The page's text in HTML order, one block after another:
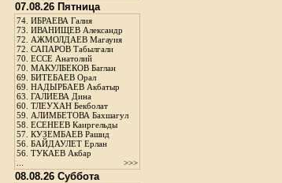
07.08.26 Пятница
74. ИБРАЕВА Галия
73. ИВАНИЩЕВ Александр
72. АЖМОЛДАЕВ Магауия
72. САПАРОВ Табылгали
70. ЕССЕ Анатолий
70. МАКУЛБЕКОВ Баглан
69. БИТЕБАЕВ Орал
69. НАДЫРБАЕВ Акбатыр
63. ГАЛИЕВА Дина
60. ТЛЕУХАН Бекболат
59. АЛИМБЕТОВА Бахшагул
58. ЕСЕНЕЕВ Каиргельды
57. КУЗЕМБАЕВ Рашид
56. БАЙДАУЛЕТ Ерлан
56. ТУКАЕВ Акбар
>>>
08.08.26 Суббота